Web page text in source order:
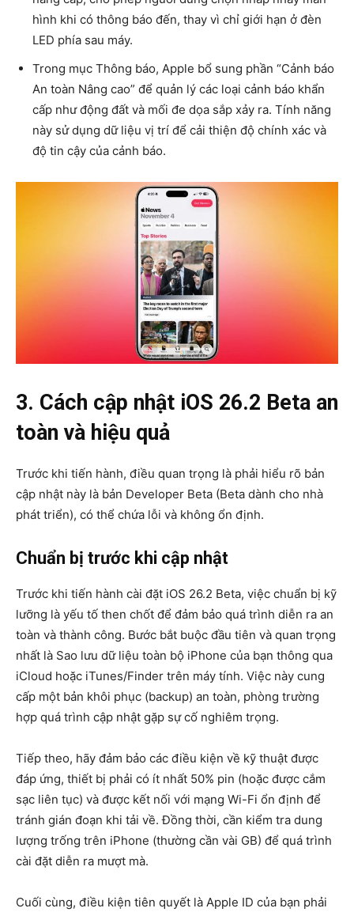
hình khi có thông báo đến, thay vì chỉ giới hạn ở đèn
LED phía sau máy.
Trong mục Thông báo, Apple bổ sung phần “Cảnh báo
An toàn Nâng cao” để quản lý các loại cảnh báo khẩn
cấp như động đất và mối đe dọa sắp xảy ra. Tính năng
này sử dụng dữ liệu vị trí để cải thiện độ chính xác và
độ tin cậy của cảnh báo.
3. Cách cập nhật iOS 26.2 Beta an
toàn và hiệu quả
Trước khi tiến hành, điều quan trọng là phải hiểu rõ bản
cập nhật này là bản Developer Beta (Beta dành cho nhà
phát triển), có thể chứa lỗi và không ổn định.
Chuẩn bị trước khi cập nhật
Trước khi tiến hành cài đặt iOS 26.2 Beta, việc chuẩn bị kỹ
lưỡng là yếu tố then chốt để đảm bảo quá trình diễn ra an
toàn và thành công. Bước bắt buộc đầu tiên và quan trọng
nhất là Sao lưu dữ liệu toàn bộ iPhone của bạn thông qua
iCloud hoặc iTunes/Finder trên máy tính. Việc này cung
cấp một bản khôi phục (backup) an toàn, phòng trường
hợp quá trình cập nhật gặp sự cố nghiêm trọng.
Tiếp theo, hãy đảm bảo các điều kiện về kỹ thuật được
đáp ứng, thiết bị phải có ít nhất 50% pin (hoặc được cắm
sạc liên tục) và được kết nối với mạng Wi-Fi ổn định để
tránh gián đoạn khi tải về. Đồng thời, cần kiểm tra dung
lượng trống trên iPhone (thường cần vài GB) để quá trình
cài đặt diễn ra mượt mà.
Cuối cùng, điều kiện tiên quyết là Apple ID của bạn phải